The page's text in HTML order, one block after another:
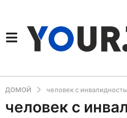
ДОМОЙ человек с
человек с